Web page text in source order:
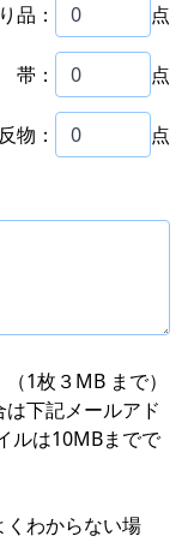
品： 点
帯： 点
反物： 点
1枚３MB まで）
下記メールアド
ルは10MBまでで
わからない場